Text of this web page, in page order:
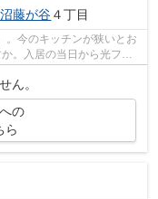
藤が谷４丁目
今のキッチンが狭いとお
。入居の当日から光ファ
ん。
の
ら